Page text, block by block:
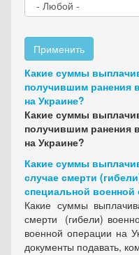
Применить
Какие суммы
получившим ранения
на Украине?
Какие суммы
получившим ранения
на Украине?
Какие суммы
случае смерти
специальной военной
Какие суммы
смерти (гибели)
военной операции на
документы подавать,